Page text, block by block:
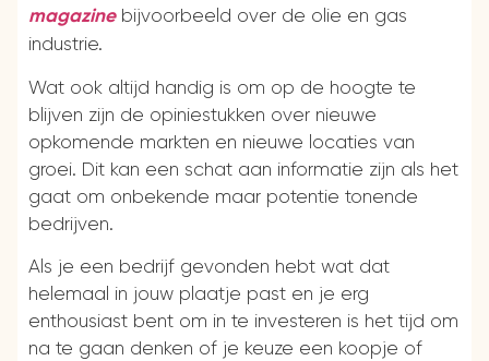
magazinebijvoorbeeld over de olie en gas
industrie.
Wat ook altijd handig is om op de hoogte te
blijven zijn de opiniestukken over nieuwe
opkomende markten en nieuwe locaties van
groei. Dit kan een schat aan informatie zijn als het
gaat om onbekende maar potentie tonende
bedrijven.
Als je een bedrijf gevonden hebt wat dat
helemaal in jouw plaatje past en je erg
enthousiast bent om in te investeren is het tijd om
na te gaan denken of je keuze een koopje of